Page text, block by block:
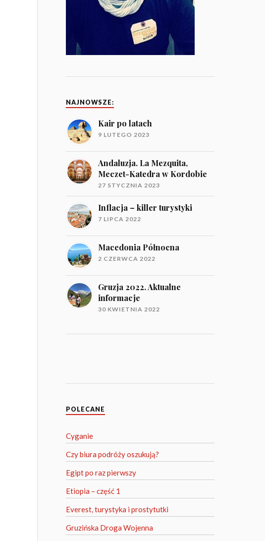
NAJNOWSZE:
Kair po latach
9 LUTEGO 2023
Andaluzja. La Mezquita,
Meczet-Katedra w Kordobie
27 STYCZNIA 2023
Inflacja – killer turystyki
7 LIPCA 2022
Macedonia Północna
2 CZERWCA 2022
Gruzja 2022. Aktualne
informacje
30 KWIETNIA 2022
POLECANE
Cyganie
Czy biura podróży oszukują?
Egipt po raz pierwszy
Etiopia – część 1
Everest, turystyka i prostytutki
Gruzińska Droga Wojenna